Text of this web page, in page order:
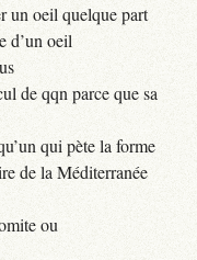
un oeil quelque part
d’un oeil
de qqn parce que sa
qui pète la forme
de la Méditerranée
ou